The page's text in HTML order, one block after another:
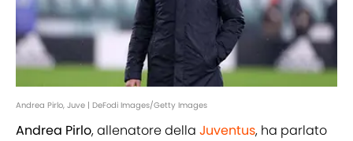
Andrea Pirlo, Juve | DeFodi Images/Getty Images
Andrea Pirlo, allenatore della Juventus, ha parlato